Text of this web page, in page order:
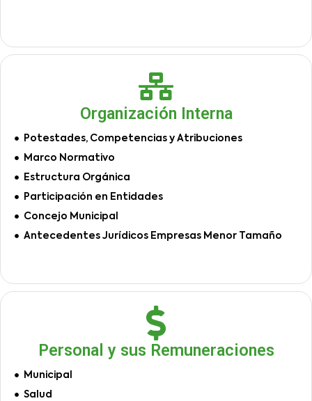
Organización Interna
Potestades, Competencias y Atribuciones
Marco Normativo
Estructura Orgánica
Participación en Entidades
Concejo Municipal
Antecedentes Jurídicos Empresas Menor Tamaño
Personal y sus Remuneraciones
Municipal
Salud